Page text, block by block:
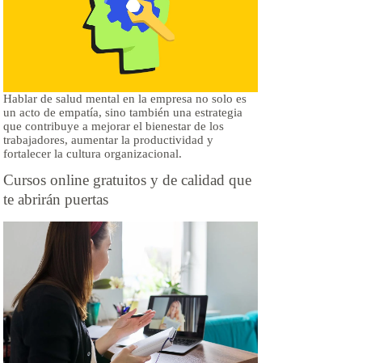
Hablar de salud mental en la empresa no solo es
un acto de empatía, sino también una estrategia
que contribuye a mejorar el bienestar de los
trabajadores, aumentar la productividad y
fortalecer la cultura organizacional.
Cursos online gratuitos y de calidad que
te abrirán puertas